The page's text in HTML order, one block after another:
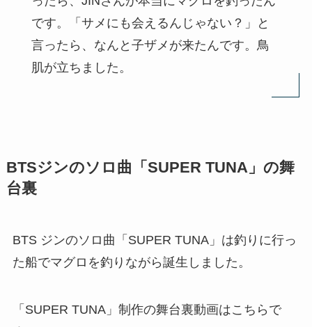
です。「サメにも会えるんじゃない？」と
言ったら、なんと子ザメが来たんです。鳥
肌が立ちました。
BTSジンのソロ曲「SUPER TUNA」の舞
台裏
BTS ジンのソロ曲「SUPER TUNA」は釣りに行っ
た船でマグロを釣りながら誕生しました。
「SUPER TUNA」制作の舞台裏動画はこちらで